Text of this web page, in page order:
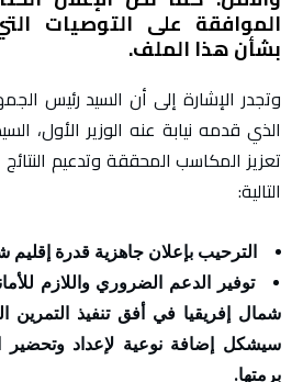
الموافقة على التوصيات
بشأن هذا الملف.
وتجدر الإشارة إلى أن السيد رئيس
الذي قدمه نيابة عنه الوزير الأول،
تعزيز المكاسب المحققة وتدعيم
التالية:
الترحيب بإعلان جاهزية قدرة إقليم
توفير الدعم الضروري واللازم
شمال إفريقيا في أفق تنفيذ التمرين
سيشكل إضافة نوعية لإعداد وتحضير
برمتها.